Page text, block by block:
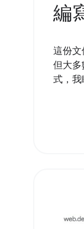
編
這份文
但大
式，我